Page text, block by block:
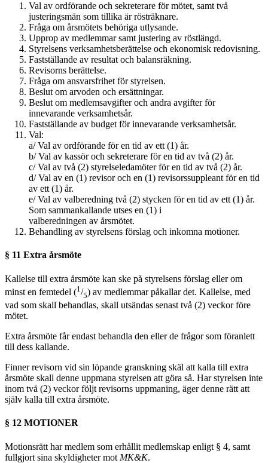
Val av ordförande och sekreterare för mötet, samt två
justeringsmän som tillika är rösträknare.
Fråga om årsmötets behöriga utlysande.
Upprop av medlemmar samt justering av röstlängd.
Styrelsens verksamhetsberättelse och ekonomisk redovisning.
Fastställande av resultat och balansräkning.
Revisorns berättelse.
Fråga om ansvarsfrihet för styrelsen.
Beslut om arvoden och ersättningar.
Beslut om medlemsavgifter och andra avgifter för
innevarande verksamhetsår.
Fastställande av budget för innevarande verksamhetsår.
Val:
a/ Val av ordförande för en tid av ett (1) år.
b/ Val av kassör och sekreterare för en tid av två (2) år.
c/ Val av två (2) styrelseledamöter för en tid av två (2) år.
d/ Val av en (1) revisor och en (1) revisorssuppleant för en tid
av ett (1) år.
e/ Val av valberedning två (2) stycken för en tid av ett (1) år.
Som sammankallande utses en (1) i
valberedningen av årsmötet.
Behandling av styrelsens förslag och inkomna motioner.
§ 11 Extra årsmöte
Kallelse till extra årsmöte kan ske på styrelsens förslag eller om
minst en femtedel (1 /5) av medlemmar påkallar det. Kallelse, med
vad som skall behandlas, skall utsändas senast två (2) veckor före
mötet.
Extra årsmöte får endast behandla den eller de frågor som föranlett
till dess kallande.
Finner revisorn vid sin löpande granskning skäl att kalla till extra
årsmöte skall denne uppmana styrelsen att göra så. Har styrelsen inte
inom två (2) veckor följt revisorns uppmaning, äger denne rätt att
själv kalla till extra årsmöte.
§ 12 MOTIONER
Motionsrätt har medlem som erhållit medlemskap enligt § 4, samt
fullgjort sina skyldigheter mot MK&K.